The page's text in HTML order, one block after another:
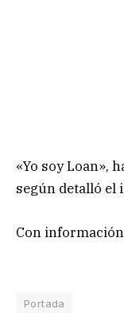
«Yo soy Loan»,
según detalló el
Con
Portada